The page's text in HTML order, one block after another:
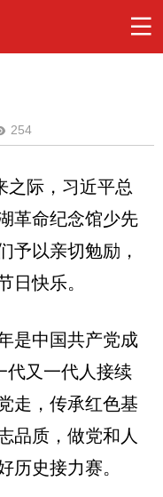
254
之际，习近平总
革命纪念馆少先
予以亲切勉励，
日快乐。
是中国共产党成
代又一代人接续
走，传承红色基
品质，做党和人
历史接力赛。